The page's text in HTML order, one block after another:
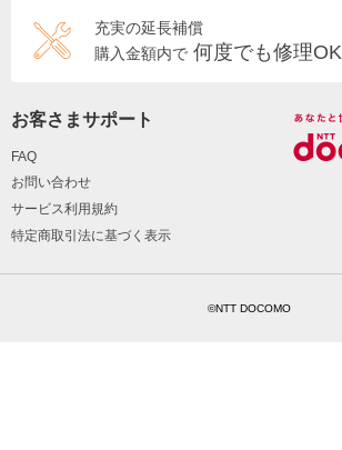
充実の延長補償
購入金額内で 何度でも修理OK
お客さまサポート
FAQ
お問い合わせ
サービス利用規約
特定商取引法に基づく表示
©NTT DOCOMO